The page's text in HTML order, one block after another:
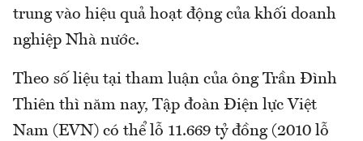
trung vào hiệu quả hoạt động của khối doanh
nghiệp Nhà nước.
Theo số liệu tại tham luận của ông Trần Đình
Thiên thì năm nay, Tập đoàn Điện lực Việt
Nam (EVN) có thể lỗ 11.669 tỷ đồng (2010 lỗ